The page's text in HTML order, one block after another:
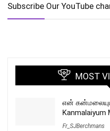
Subscribe Our YouTube
MOST
என்
Kanmalaiyum
Fr_SJBerchmans